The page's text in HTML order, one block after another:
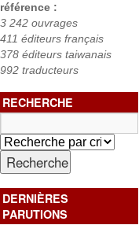
référence :
3 242 ouvrages
411 éditeurs français
378 éditeurs taiwanais
992 traducteurs
RECHERCHE
DERNIÈRES
PARUTIONS